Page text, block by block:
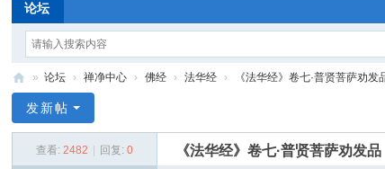
论坛
净
» 论坛 › 禅净中心 › 佛经 › 法华经 › 《法华经》卷七·普贤菩萨劝发
发新帖
查看: 2482 回复: 0 《法华经》卷七·普贤菩萨劝发品